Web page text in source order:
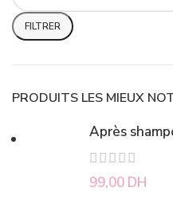
FILTRER
PRODUITS LES MIEUX
Après
99,00 DH